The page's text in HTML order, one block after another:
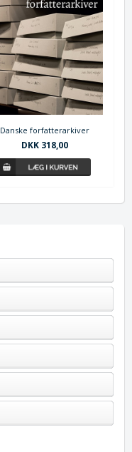
Danske forfatterarkiver
DKK 318,00